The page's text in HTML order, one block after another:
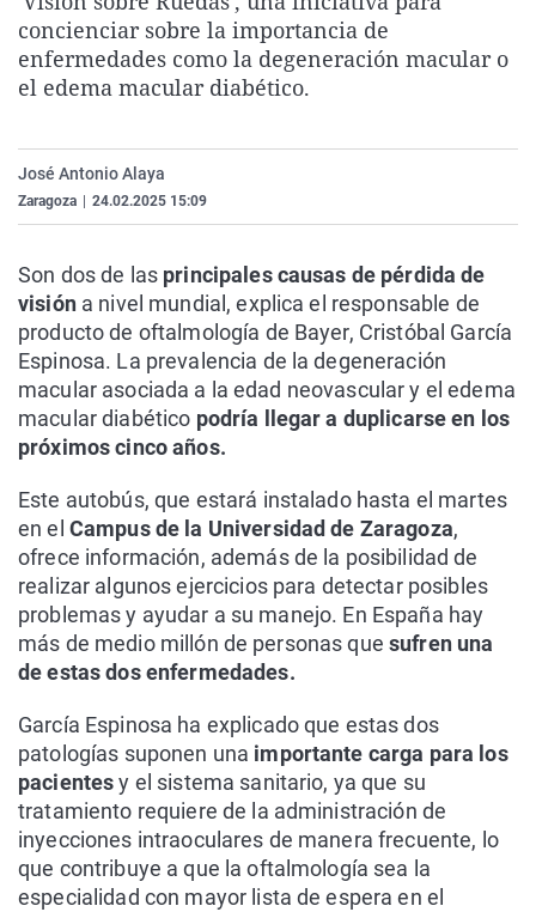
La rosa de los vientos
Gente viajera
Caso
Retornados
Operación Viuda
Extremadura
Galicia
Navarra
Virales
Televisión
concienciar sobre la importancia de
enfermedades como la degeneración macular o
el edema macular diabético.
José Antonio Alaya
Zaragoza 24.02.2025 15:09
Son dos de lasprincipales causas de pérdida de
visióna nivel mundial, explica el responsable de
producto de oftalmología de Bayer, Cristóbal García
Espinosa. La prevalencia de la degeneración
macular asociada a la edad neovascular y el edema
macular diabético podría llegar a duplicarse en los
próximos cinco años.
Este autobús, que estará instalado hasta el martes
en el Campus de la Universidad de Zaragoza,
ofrece información, además de la posibilidad de
realizar algunos ejercicios para detectar posibles
problemas y ayudar a su manejo. En España hay
más de medio millón de personas quesufren una
de estas dos enfermedades.
García Espinosa ha explicado que estas dos
patologías suponen una importante carga para los
pacientesy el sistema sanitario, ya que su
tratamiento requiere de la administración de
inyecciones intraoculares de manera frecuente, lo
que contribuye a que la oftalmología sea la
especialidad con mayor lista de espera en el